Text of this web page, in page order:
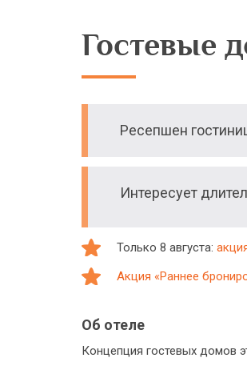
Гостевые
Ресепшен
Интересует
Только 8 августа:
Акция «Раннее
Об отеле
Концепция гостевых домов